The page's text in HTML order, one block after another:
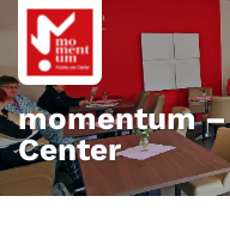
Zum Inhalt springen
momentum
Center